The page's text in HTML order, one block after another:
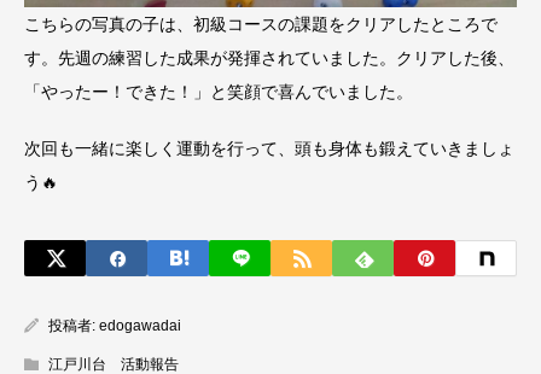
こちらの写真の子は、初級コースの課題をクリアしたところで
す。先週の練習した成果が発揮されていました。クリアした後、
「やったー！できた！」と笑顔で喜んでいました。
次回も一緒に楽しく運動を行って、頭も身体も鍛えていきましょ
う🔥
投稿者: edogawadai
江戸川台 活動報告